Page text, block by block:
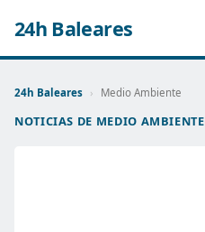
24h Baleares
24h Baleares › Medio Ambiente
NOTICIAS DE MEDIO AMBIENTE